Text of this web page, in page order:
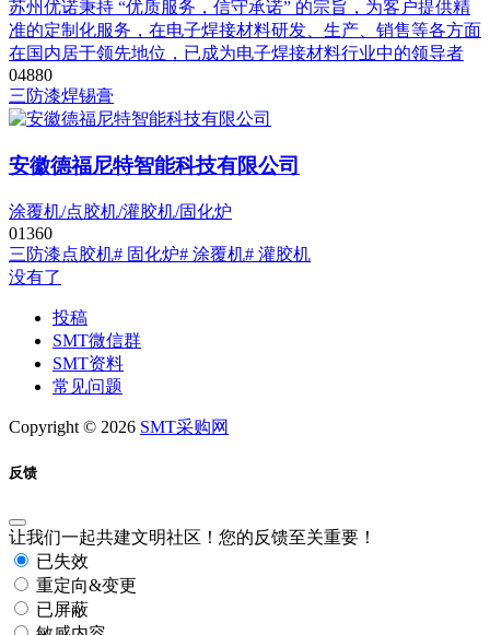
苏州优诺秉持 “优质服务，信守承诺” 的宗旨，为客户提供精
准的定制化服务，在电子焊接材料研发、生产、销售等各方面
在国内居于领先地位，已成为电子焊接材料行业中的领导者
04880
三防漆焊锡膏
安徽德福尼特智能科技有限公司
涂覆机/点胶机/灌胶机/固化炉
01360
三防漆点胶机# 固化炉# 涂覆机# 灌胶机
没有了
投稿
SMT微信群
SMT资料
常见问题
Copyright © 2026 SMT采购网
反馈
让我们一起共建文明社区！您的反馈至关重要！
已失效
重定向&变更
已屏蔽